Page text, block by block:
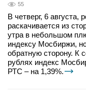
55
В четверг, 6
раскачивается из
утра в небольшом
индексу Мосбиржи,
обратную сторону. К
рублях индекс
РТС – на 1,39%.